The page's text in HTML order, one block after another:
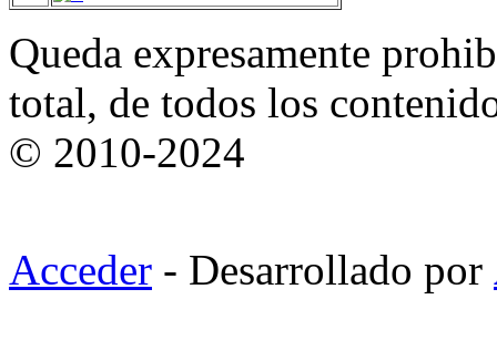
Queda expresamente
total, de todos los
© 2010-2024
Acceder - Desarrollado por